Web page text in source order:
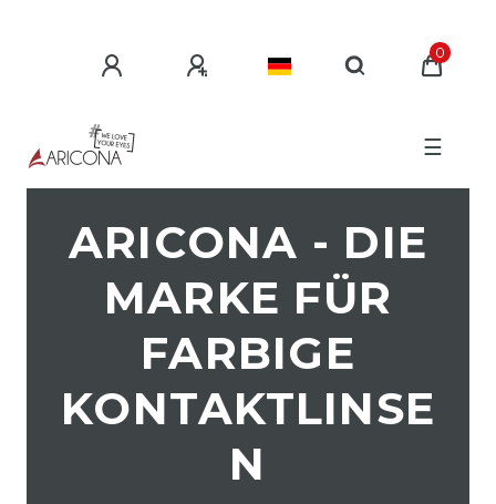
0
☰
ARICONA - DIE
MARKE FÜR
FARBIGE
KONTAKTLINSE
N